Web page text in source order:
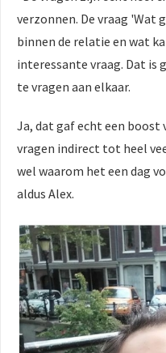
verzonnen. De vraag 'Wat
binnen de relatie en wat
interessante vraag. Dat is
te vragen aan elkaar.
Ja, dat gaf echt een boost
vragen indirect tot heel
wel waarom het een dag
aldus Alex.